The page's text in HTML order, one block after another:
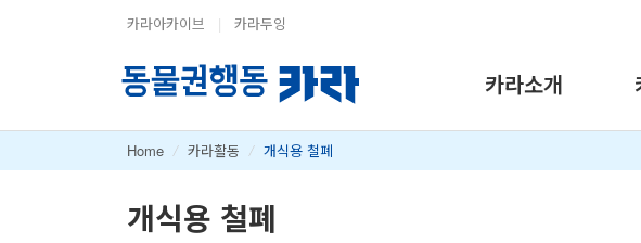
카라아카이브 | 카라두잉
카라소개
Home / 카라활동 / 개식용 철폐
개식용 철폐